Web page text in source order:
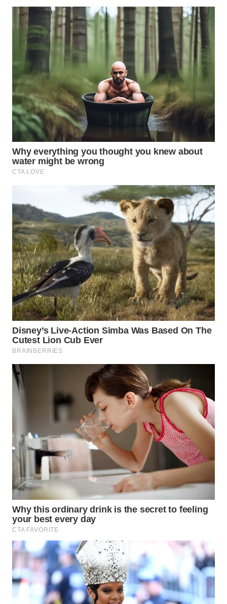
WAHANA
LISTRIK
WAHANA
TRAVEL
WAHANA
TV
WAHANANEWS
ID
WAHANANEWS
NET
WAHANA
SPORT
WAHANA
UMKM
WAHANA
SELEB
WAHANA
PERSONA
WAHANA
HEALTH
WAHANA
DESA
WISATA
LAPAK
WAHANA
Wahana
Network
KONSUMEN